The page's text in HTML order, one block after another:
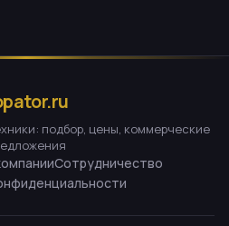
подбор, цены, коммерческие
Сотрудничество